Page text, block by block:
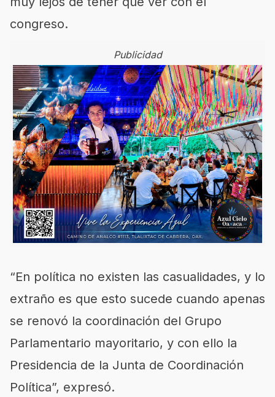
congreso.
Publicidad
“En política no existen las casualidades, y lo
extraño es que esto sucede cuando apenas
se renovó la coordinación del Grupo
Parlamentario mayoritario, y con ello la
Presidencia de la Junta de Coordinación
Política”, expresó.